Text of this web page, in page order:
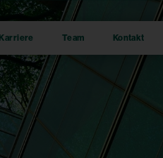
Karriere Team Kontakt